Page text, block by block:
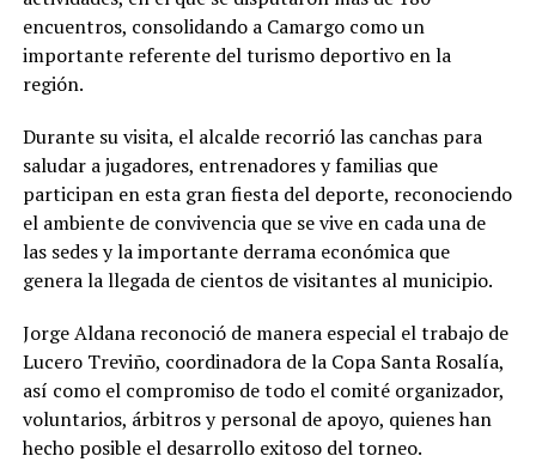
encuentros, consolidando a Camargo como un
importante referente del turismo deportivo en la
región.
Durante su visita, el alcalde recorrió las canchas para
saludar a jugadores, entrenadores y familias que
participan en esta gran fiesta del deporte, reconociendo
el ambiente de convivencia que se vive en cada una de
las sedes y la importante derrama económica que
genera la llegada de cientos de visitantes al municipio.
Jorge Aldana reconoció de manera especial el trabajo de
Lucero Treviño, coordinadora de la Copa Santa Rosalía,
así como el compromiso de todo el comité organizador,
voluntarios, árbitros y personal de apoyo, quienes han
hecho posible el desarrollo exitoso del torneo.